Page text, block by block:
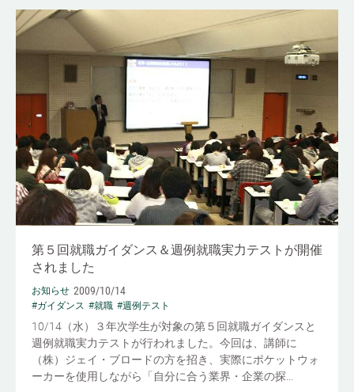
第５回就職ガイダンス＆週例就職実力テストが開催
されました
お知らせ 2009/10/14
#ガイダンス #就職 #週例テスト
10/14（水）３年次学生が対象の第５回就職ガイダンスと
週例就職実力テストが行われました。今回は、講師に
（株）ジェイ・ブロードの方を招き、実際にポケットウォ
ーカーを使用しながら「自分に合う業界・企業の探...